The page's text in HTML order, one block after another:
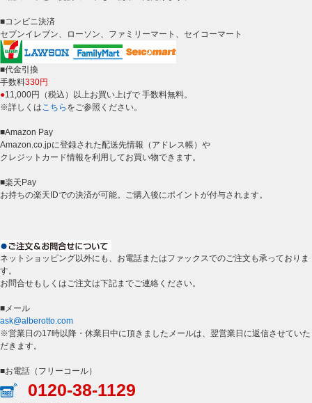
■コンビニ決済
セブンイレブン、ローソン、ファミリーマート、セイコーマート
■代金引換
手数料330円
●11,000円（税込）以上お買い上げで 手数料無料。
※詳しくは こちら をご参照ください。
■Amazon Pay
Amazon.co.jpに登録された配送先情報（アドレス帳）や
クレジットカード情報を利用してお買い物できます。
■楽天Pay
お持ちの楽天IDでの決済が可能。ご購入後にポイントが付与されます。
ネットショッピング以外にも、お電話またはファックスでのご注文も承っておりま
す。
お問合せもしくはご注文は下記までご連絡ください。
■メール
ask@alberotto.com
※営業日の17時以降・休業日中に頂きましたメールは、翌営業日に返信させていた
だきます。
■お電話（フリーコール）
0120-38-1129